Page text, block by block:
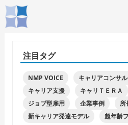
注目タグ
NMP VOICE
キャリアコンサ
キャリア支援
キャリＴＥＲＡ
ジョブ型雇用
企業事例
所
新キャリア発達モデル
超年齢